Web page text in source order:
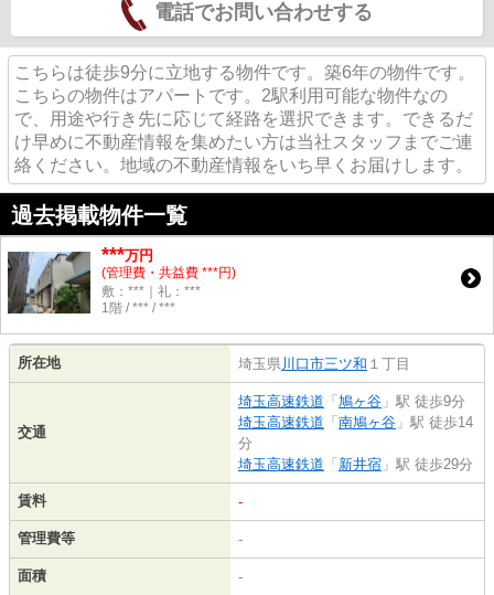
電話でお問い合わせする
こちらは徒歩9分に立地する物件です。築6年の物件です。
こちらの物件はアパートです。2駅利用可能な物件なの
で、用途や行き先に応じて経路を選択できます。できるだ
け早めに不動産情報を集めたい方は当社スタッフまでご連
絡ください。地域の不動産情報をいち早くお届けします。
過去掲載物件一覧
***万円
(管理費・共益費 ***円)
敷：***｜礼：***
1階 / *** / ***
所在地 埼玉県川口市三ツ和 １丁目
交通
埼玉高速鉄道 「 鳩ヶ谷 」駅 徒歩9分
埼玉高速鉄道 「 南鳩ヶ谷 」駅 徒歩14
分
埼玉高速鉄道 「 新井宿 」駅 徒歩29分
賃料 -
管理費等 -
面積 -